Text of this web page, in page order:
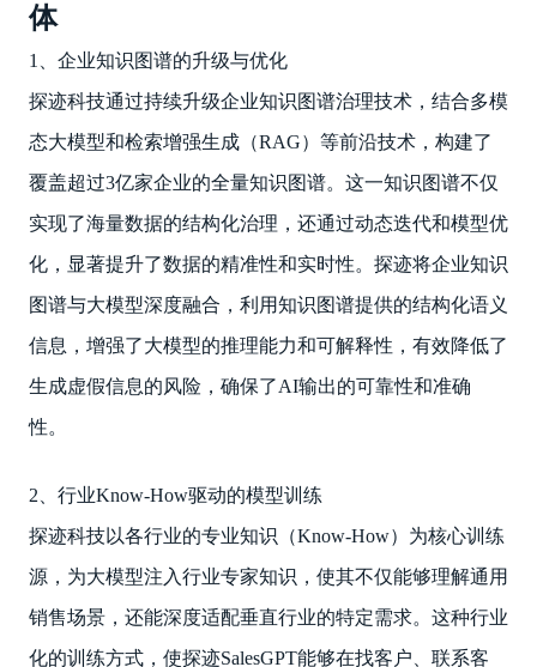
体
1、企业知识图谱的升级与优化
探迹科技通过持续升级企业知识图谱治理技术，结合多模
态大模型和检索增强生成（RAG）等前沿技术，构建了
覆盖超过3亿家企业的全量知识图谱。这一知识图谱不仅
实现了海量数据的结构化治理，还通过动态迭代和模型优
化，显著提升了数据的精准性和实时性。探迹将企业知识
图谱与大模型深度融合，利用知识图谱提供的结构化语义
信息，增强了大模型的推理能力和可解释性，有效降低了
生成虚假信息的风险，确保了AI输出的可靠性和准确
性。
2、行业Know-How驱动的模型训练
探迹科技以各行业的专业知识（Know-How）为核心训练
源，为大模型注入行业专家知识，使其不仅能够理解通用
销售场景，还能深度适配垂直行业的特定需求。这种行业
化的训练方式，使探迹SalesGPT能够在找客户、联系客